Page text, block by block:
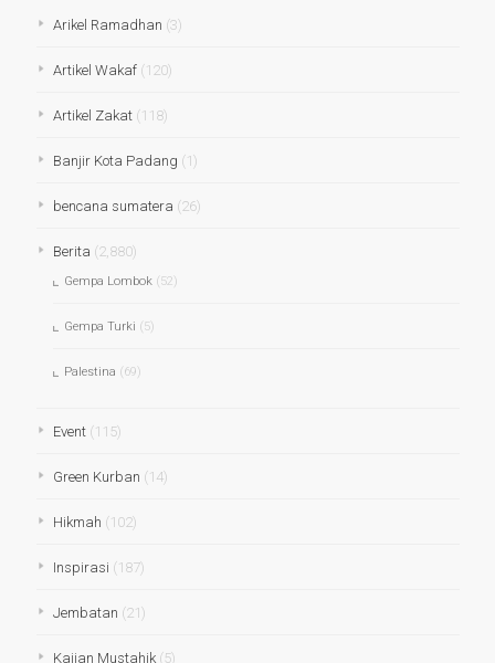
Arikel Ramadhan (3)
Artikel Wakaf(120)
Artikel Zakat(118)
Banjir Kota Padang (1)
bencana sumatera (26)
Berita (2,880)
Gempa Lombok(52)
Gempa Turki (5)
Palestina (69)
Event(115)
Green Kurban (14)
Hikmah (102)
Inspirasi (187)
Jembatan (21)
Kajian Mustahik(5)